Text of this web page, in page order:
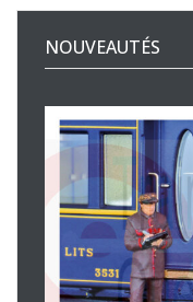
NOUVEAUTÉS